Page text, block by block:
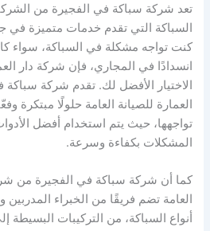
تعد شركة سباكة في الفجيرة من
السباكة التي تقدم خدمات متميزة في
كنت تواجه مشكلة في السباكة، سواء
انسدادًا في المجاري، فإن شركة دار
الاختيار الأفضل لك. تقدم شركة
العمارة للصيانة العامة حلولًا مبتكرة
تواجهها، حيث يتم استخدام أفضل
المشكلات بكفاءة وسرعة.
كما أن شركة سباكة في الفجيرة من
العامة تضم فريقًا من الخبراء
أنواع السباكة، من التركيبات البسيطة